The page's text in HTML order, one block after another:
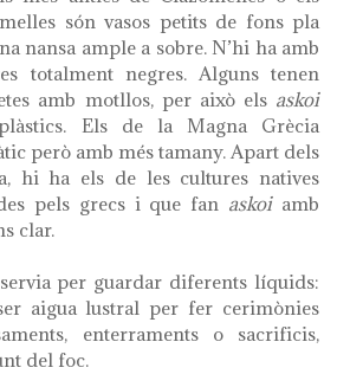
són vasos petits de fons pla
nansa ample a sobre. N’hi ha amb
totalment negres. Alguns tenen
amb motllos, per això els askoi
Els de la Magna Grècia
però amb més tamany. Apart dels
hi ha els de les cultures natives
pels grecs i que fan askoiamb
clar.
per guardar diferents líquids:
aigua lustral per fer cerimònies
enterraments o sacrificis,
del foc.